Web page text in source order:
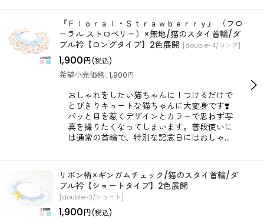
『Ｆｌｏｒａｌ・Ｓｔｒａｗｂｅｒｒｙ』 （フロ
ーラル ストロベリー）×無地/猫のスタイ首輪/ダ
ブル衿【ロングタイプ】2色展開 [double-4/ロング]
1,900円(税込)
希望小売価格: 1,900円
おしゃれをしたい猫ちゃんに！つけるだけで
とびきりキュートな猫ちゃんに大変身です❣️
パッと目を惹くデザインとカラーで思わず写
真を撮りたくなってしまいます。普段使いに
は通常の首輪で、特別な記念日にはおしゃ…
リボン柄×ギンガムチェック/猫のスタイ首輪/ダ
ブル衿【ショートタイプ】2色展開
[double-3/ショート]
1,900円(税込)